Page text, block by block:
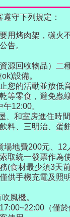
守下列規定：
用烤肉架，碳火
告。
源回收物品）二種
設備。
您的活動並放低
等零食，避免蟲蟻
12:00。
和室房進住時
料、三明治、蛋
地費200元、
取統一發票作為
(食材最少須3天
供手機充電及照
風機。
（僅